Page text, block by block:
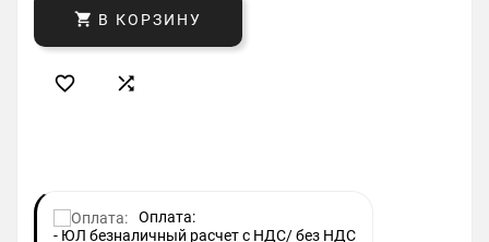
 В КОРЗИНУ
 
Оплата:
- ЮЛ безналичный расчет с НДС/ без НДС